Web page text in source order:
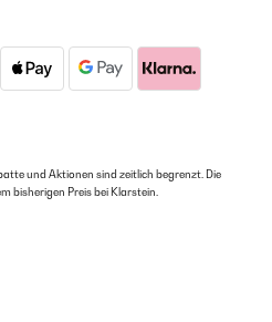
sofort die Zusendung eines
Dies dürfte wohl in den
meiner Seite aus eine klare
doch deutlich günstigere Alternativen
gekommen, dass Gesundheit
(z.B. das das Band reißt o.ä.)
mehr zahlt so soll es so sein. Ich
bestellt und war überrascht von
und Aktionen sind zeitlich begrenzt. Die
bisherigen Preis bei Klarstein.